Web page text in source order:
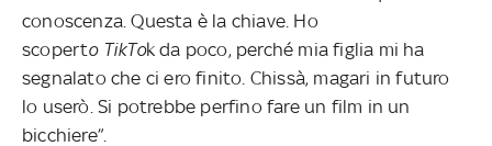
conoscenza. Questa è la chiave. Ho
scoperto TikTok da poco, perché mia figlia mi ha
segnalato che ci ero finito. Chissà, magari in futuro
lo userò. Si potrebbe perfino fare un film in un
bicchiere”.